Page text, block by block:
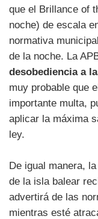
que el Brillance of
noche) de escala
normativa
de la noche. La
desobediencia a
muy probable que
importante multa,
aplicar la máxima
ley.
De igual manera,
de la isla balear
advertirá de las
mientras esté